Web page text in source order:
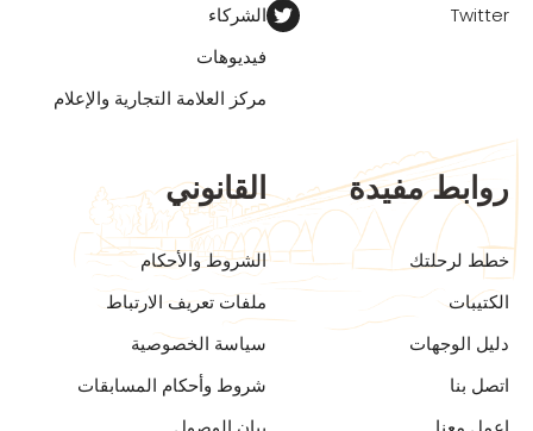
Twitter
الشركاء
فيديوهات
مركز العلامة التجارية والإعلام
روابط مفيدة
خطط لرحلتك
الكتيبات
دليل الوجهات
اتصل بنا
القانوني
الشروط والأحكام
ملفات تعريف الارتباط
سياسة الخصوصية
شروط وأحكام المسابقات